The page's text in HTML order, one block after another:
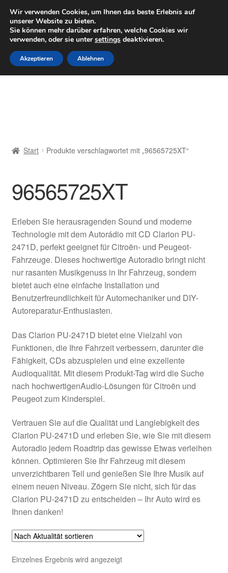
LIEFERUNG ab 6 EUR
Mo–Fr 9–16 Uhr · 0175 7465658
Zur
Navigation
springen
Zum
Inhalt
springen
Datenschutz-Bestimmungen
Impressum
Kasse
Kontakt
Lieferung
Über uns
Warenkorb
Zahlungen
Start Produkte verschlagwortet mit „96565725XT“
96565725XT
Erleben Sie herausragenden Sound und moderne
Technologie mit dem Autorádio mit CD Clarion PU-
2471D, perfekt geeignet für Citroën- und Peugeot-
Fahrzeuge. Dieses hochwertige Autoradio bringt nicht
nur rasanten Musikgenuss in Ihr Fahrzeug, sondern
bietet auch eine einfache Installation und
Benutzerfreundlichkeit für Automechaniker und DIY-
Autoreparatur-Enthusiasten.
Das Clarion PU-2471D bietet eine Vielzahl von
Funktionen, die Ihre Fahrzeit verbessern, darunter die
Fähigkeit, CDs abzuspielen und eine exzellente
Audioqualität. Mit diesem Produkt-Tag wird die Suche
nach hochwertigenAudio-Lösungen für Citroën und
Peugeot zum Kinderspiel.
Vertrauen Sie auf die Qualität und Langlebigkeit des
Clarion PU-2471D und erleben Sie, wie Sie mit diesem
Autoradio jedem Roadtrip das gewisse Etwas verleihen
können. Optimieren Sie Ihr Fahrzeug mit diesem
unverzichtbaren Teil und genießen Sie Ihre Musik auf
einem neuen Niveau. Zögern Sie nicht, sich für das
Clarion PU-2471D zu entscheiden – Ihr Auto wird es
Ihnen danken!
Einzelnes Ergebnis wird angezeigt
Wir verwenden Cookies, um Ihnen das beste Erlebnis auf
unserer Website zu bieten.
Sie können mehr darüber erfahren, welche Cookies wir
verwenden, oder sie untersettings deaktivieren.
Akzeptieren Ablehnen